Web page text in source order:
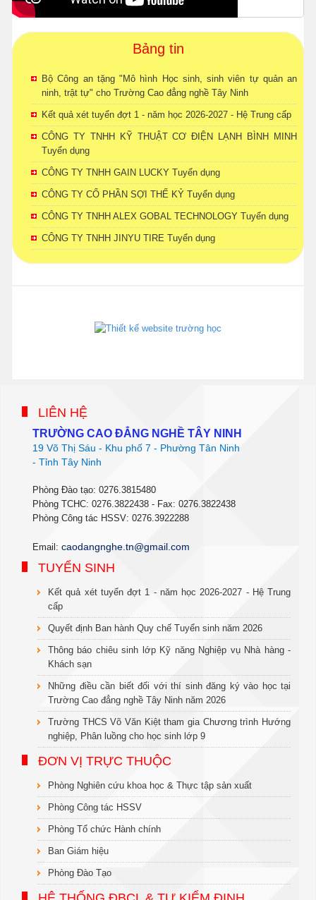
Bảng tin
Bộ Công an tặng "Mô hình Học sinh, sinh viên tự quản an
ninh, trật tự" cho Trường Cao đẳng nghề Tây Ninh
Kết quả xét tuyển đợt 1 - năm học 2026-2027 - Hệ Trung cấp
CÔNG TY TNHH KỸ THUẬT CƠ ĐIỆN LẠNH BÌNH MINH
Tuyển dụng
CÔNG TY TNHH GAIN LUCKY Tuyển dụng
CÔNG TY CỔ PHẦN SỢI THẾ KỶ Tuyển dụng
CÔNG TY TNHH ALEX GOBAL TECHNOLOGY Tuyển dụng
CÔNG TY TNHH JINYU TIRE Tuyển dụng
LIÊN HỆ
TRƯỜNG CAO ĐẲNG NGHỀ TÂY NINH
19 Võ Thị Sáu - Khu phố 7 - Phường Tân Ninh
- Tỉnh Tây Ninh
Phòng Đào tạo: 0276.3815480
Phòng TCHC: 0276.3822438 - Fax: 0276.3822438
Phòng Công tác HSSV: 0276.3922288
Email: caodangnghe.tn@gmail.com
TUYỂN SINH
Kết quả xét tuyển đợt 1 - năm học 2026-2027 - Hệ Trung
cấp
Quyết định Ban hành Quy chế Tuyển sinh năm 2026
Thông báo chiêu sinh lớp Kỹ năng Nghiệp vụ Nhà hàng -
Khách sạn
Những điều cần biết đối với thí sinh đăng ký vào học tại
Trường Cao đẳng nghề Tây Ninh năm 2026
Trường THCS Võ Văn Kiệt tham gia Chương trình Hướng
nghiệp, Phân luồng cho học sinh lớp 9
ĐƠN VỊ TRỰC THUỘC
Phòng Nghiên cứu khoa học & Thực tập sản xuất
Phòng Công tác HSSV
Phòng Tổ chức Hành chính
Ban Giám hiệu
Phòng Đào Tạo